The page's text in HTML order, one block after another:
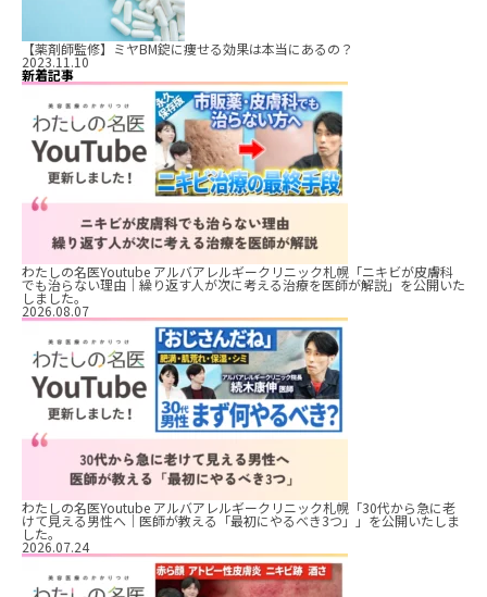
【薬剤師監修】ミヤBM錠に痩せる効果は本当にあるの？
2023.11.10
新着記事
わたしの名医Youtube アルバアレルギークリニック札幌「ニキビが皮膚科
でも治らない理由｜繰り返す人が次に考える治療を医師が解説」を公開いた
しました。
2026.08.07
わたしの名医Youtube アルバアレルギークリニック札幌「30代から急に老
けて見える男性へ｜医師が教える「最初にやるべき3つ」」を公開いたしま
した。
2026.07.24